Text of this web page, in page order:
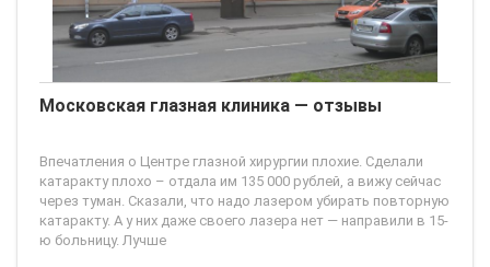
Московская глазная клиника — отзывы
Впечатления о Центре глазной хирургии плохие. Сделали
катаракту плохо – отдала им 135 000 рублей, а вижу сейчас
через туман. Сказали, что надо лазером убирать повторную
катаракту. А у них даже своего лазера нет — направили в 15-
ю больницу. Лучше